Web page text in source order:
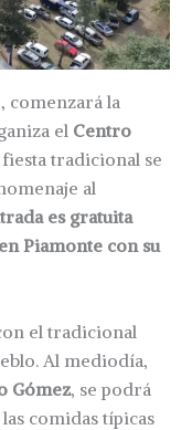
comenzará la
el Centro
fiesta tradicional se
al
es gratuita
Piamonte con su
el tradicional
Al mediodía,
Gómez, se podrá
comidas típicas